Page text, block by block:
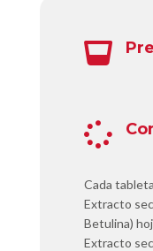


Cada
Extracto
Betulina)
Extracto